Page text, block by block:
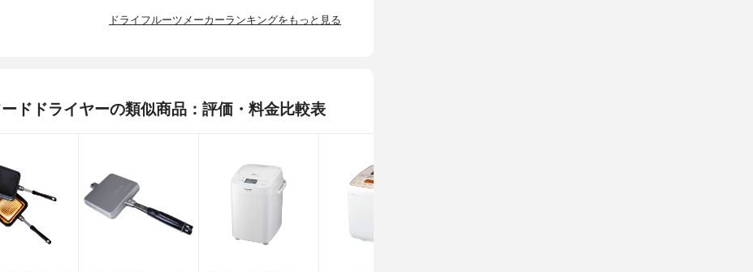
ドライフルーツメーカーランキングをもっと見る
ドドライヤーの類似商品：評価・料金比較表